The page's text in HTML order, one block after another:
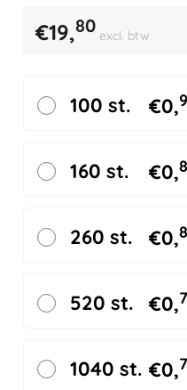
€19,80 excl. btw
100 st. €0,
160 st. €0,
260 st. €0,
520 st. €0,
1040 st. €0,